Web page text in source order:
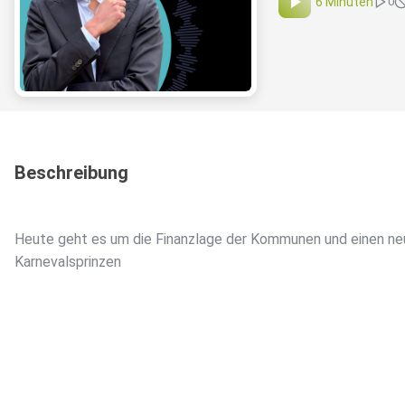
Beschreibung
Heute geht es um die Finanzlage der Kommunen und einen
Karnevalsprinzen